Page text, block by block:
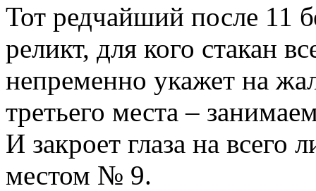
Тот редчайший после 11
реликт, для кого стакан
непременно укажет на
третьего места –
И закроет глаза на
местом № 9.